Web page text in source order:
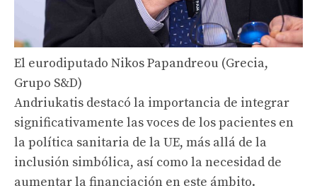
El eurodiputado Nikos Papandreou (Grecia,
Grupo S&D)
Andriukatis destacó la importancia de integrar
significativamente las voces de los pacientes en
la política sanitaria de la UE, más allá de la
inclusión simbólica, así como la necesidad de
aumentar la financiación en este ámbito.